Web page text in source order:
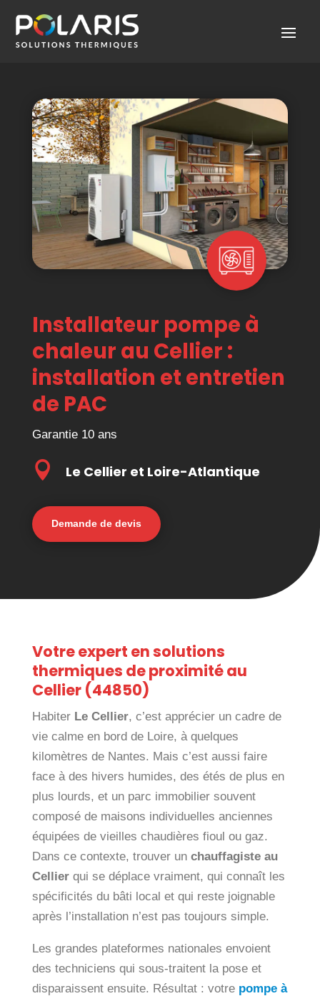
Installateur pompe à
chaleur au Cellier :
installation et entretien
de PAC
Garantie 10 ans
 Le Cellier et Loire-Atlantique
Demande de devis
Votre expert en solutions
thermiques de proximité au
Cellier (44850)
Habiter Le Cellier, c’est apprécier un cadre de
vie calme en bord de Loire, à quelques
kilomètres de Nantes. Mais c’est aussi faire
face à des hivers humides, des étés de plus en
plus lourds, et un parc immobilier souvent
composé de maisons individuelles anciennes
équipées de vieilles chaudières fioul ou gaz.
Dans ce contexte, trouver un chauffagiste au
Cellierqui se déplace vraiment, qui connaît les
spécificités du bâti local et qui reste joignable
après l’installation n’est pas toujours simple.
Les grandes plateformes nationales envoient
des techniciens qui sous-traitent la pose et
disparaissent ensuite. Résultat : votre pompe à